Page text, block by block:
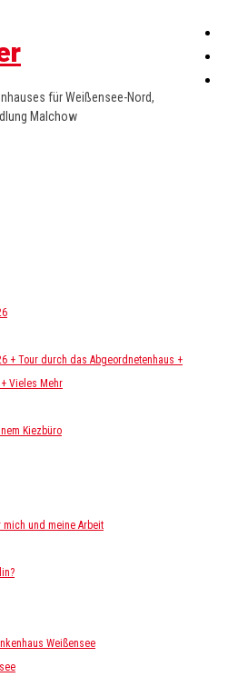
für Weißensee-Nord,
Malchow
+ Tour durch das Abgeordnetenhaus +
Vieles Mehr
Kiezbüro
und meine Arbeit
Weißensee